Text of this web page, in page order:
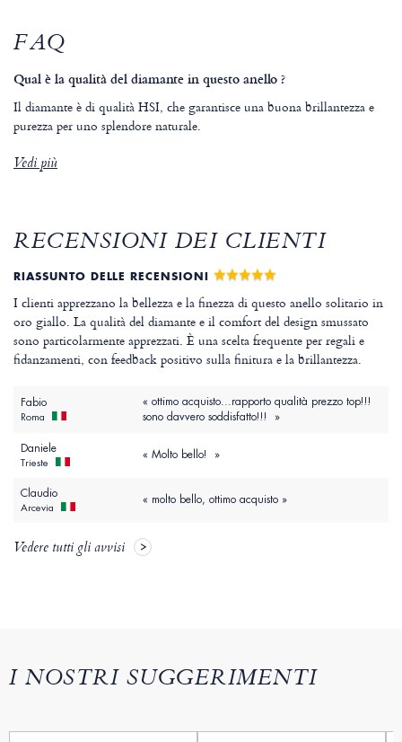
FAQ
Qual è la qualità del diamante in questo anello ?
Il diamante è di qualità HSI, che garantisce una buona brillantezza e
purezza per uno splendore naturale.
Vedi più
RECENSIONI DEI CLIENTI
RIASSUNTO DELLE RECENSIONI
I clienti apprezzano la bellezza e la finezza di questo anello solitario in
oro giallo. La qualità del diamante e il comfort del design smussato
sono particolarmente apprezzati. È una scelta frequente per regali e
fidanzamenti, con feedback positivo sulla finitura e la brillantezza.
Fabio
Roma
« ottimo acquisto...rapporto qualità prezzo top!!!
sono davvero soddisfatto!!! »
Daniele
Trieste
« Molto bello! »
Claudio
Arcevia
« molto bello, ottimo acquisto »
Vedere tutti gli avvisi
I NOSTRI SUGGERIMENTI